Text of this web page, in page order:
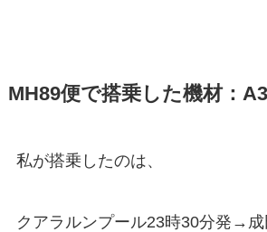
MH89便で搭乗した機材：
私が搭乗したのは、
クアラルンプール23時30分発→